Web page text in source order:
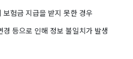
험금 지급을 받지 못한 경우
등으로 인해 정보 불일치가 발생